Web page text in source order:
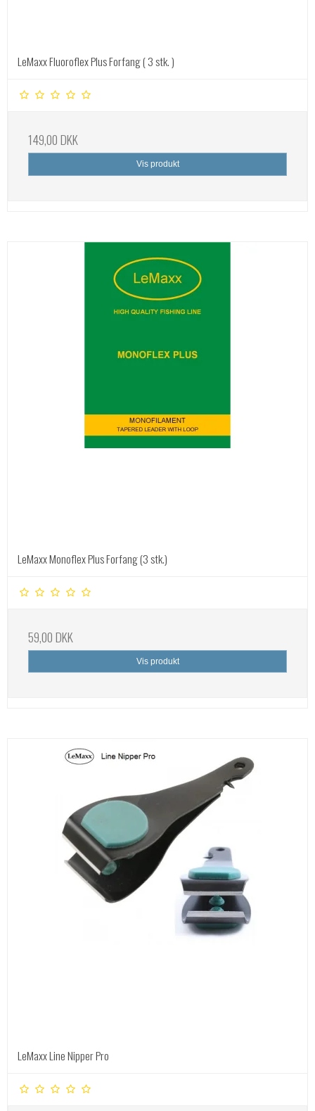
LeMaxx Fluoroflex Plus Forfang ( 3 stk. )
149,00 DKK
Vis produkt
LeMaxx Monoflex Plus Forfang (3 stk.)
59,00 DKK
Vis produkt
LeMaxx Line Nipper Pro